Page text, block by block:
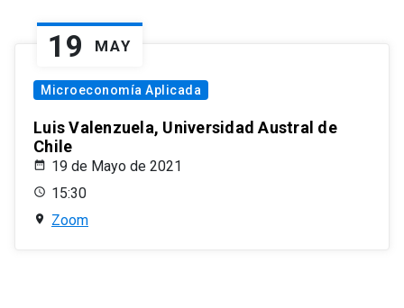
19 MAY
Microeconomía Aplicada
Luis Valenzuela, Universidad Austral de
Chile
19 de Mayo de 2021
15:30
Zoom